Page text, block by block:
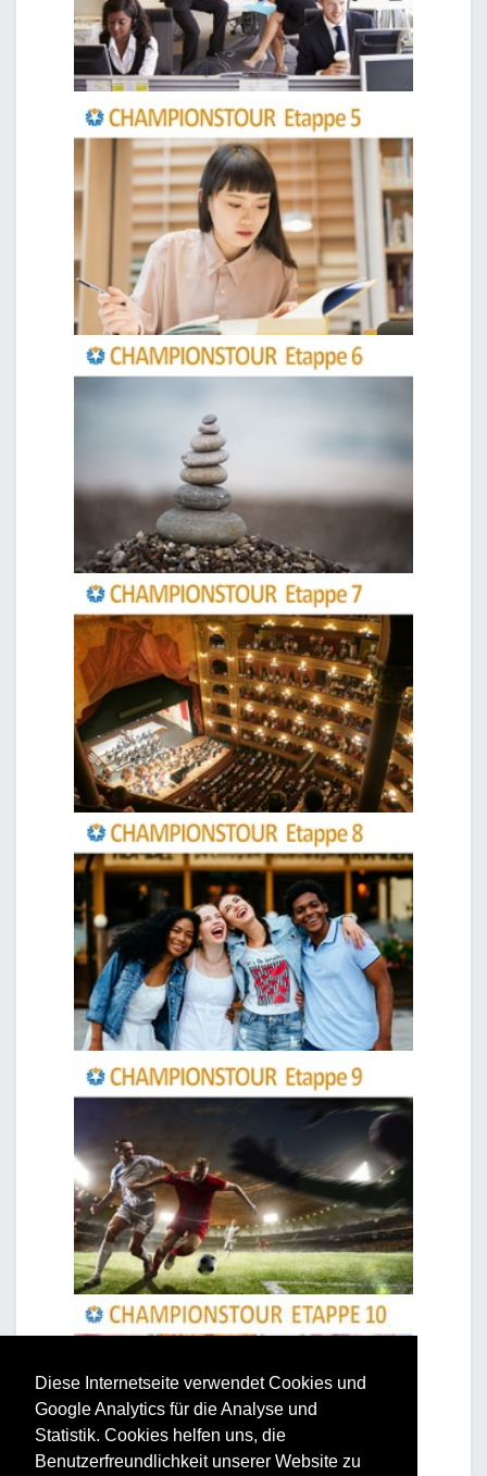
Diese Internetseite verwendet Cookies und
Google Analytics für die Analyse und
Statistik. Cookies helfen uns, die
Benutzerfreundlichkeit unserer Website zu